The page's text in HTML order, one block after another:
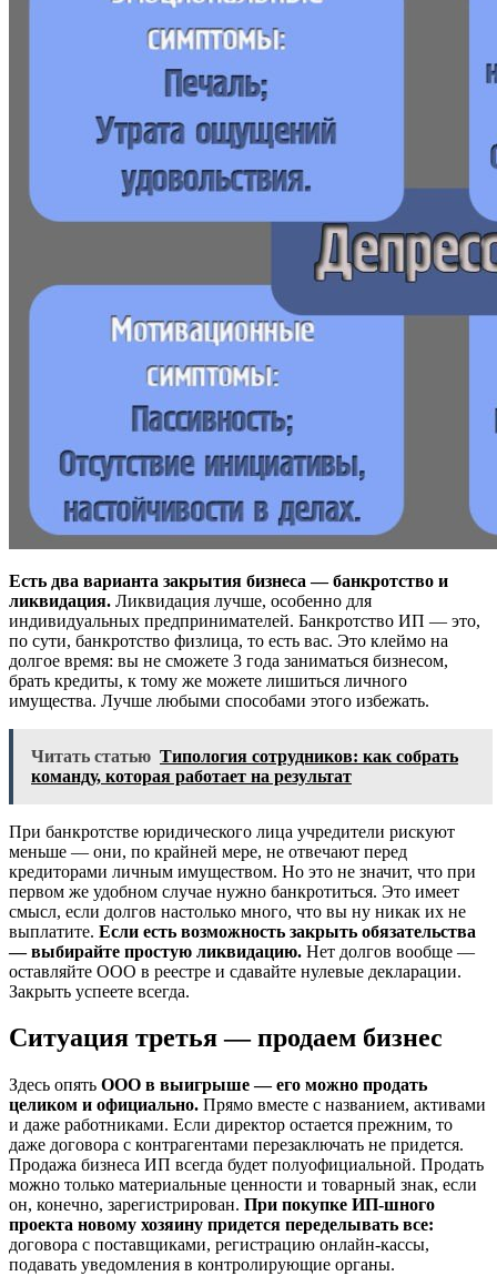
Есть два варианта закрытия бизнеса — банкротство и
ликвидация. Ликвидация лучше, особенно для
индивидуальных предпринимателей. Банкротство ИП — это,
по сути, банкротство физлица, то есть вас. Это клеймо на
долгое время: вы не сможете 3 года заниматься бизнесом,
брать кредиты, к тому же можете лишиться личного
имущества. Лучше любыми способами этого избежать.
Читать статью Типология сотрудников: как собрать
команду, которая работает на результат
При банкротстве юридического лица учредители рискуют
меньше — они, по крайней мере, не отвечают перед
кредиторами личным имуществом. Но это не значит, что при
первом же удобном случае нужно банкротиться. Это имеет
смысл, если долгов настолько много, что вы ну никак их не
выплатите. Если есть возможность закрыть обязательства
— выбирайте простую ликвидацию. Нет долгов вообще —
оставляйте ООО в реестре и сдавайте нулевые декларации.
Закрыть успеете всегда.
Ситуация третья — продаем бизнес
Здесь опять ООО в выигрыше — его можно продать
целиком и официально. Прямо вместе с названием, активами
и даже работниками. Если директор остается прежним, то
даже договора с контрагентами перезаключать не придется.
Продажа бизнеса ИП всегда будет полуофициальной. Продать
можно только материальные ценности и товарный знак, если
он, конечно, зарегистрирован. При покупке ИП-шного
проекта новому хозяину придется переделывать все:
договора с поставщиками, регистрацию онлайн-кассы,
подавать уведомления в контролирующие органы.